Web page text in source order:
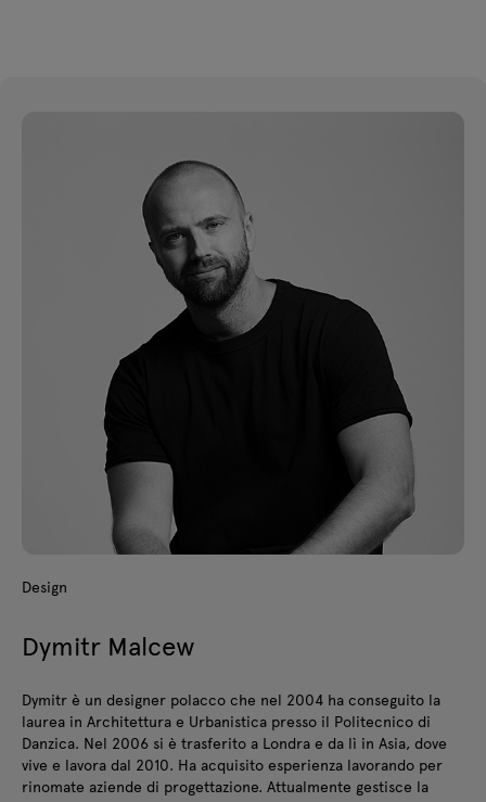
Design
Dymitr Malcew
Dymitr è un designer polacco che nel 2004 ha conseguito la
laurea in Architettura e Urbanistica presso il Politecnico di
Danzica. Nel 2006 si è trasferito a Londra e da lì in Asia, dove
vive e lavora dal 2010. Ha acquisito esperienza lavorando per
rinomate aziende di progettazione. Attualmente gestisce la